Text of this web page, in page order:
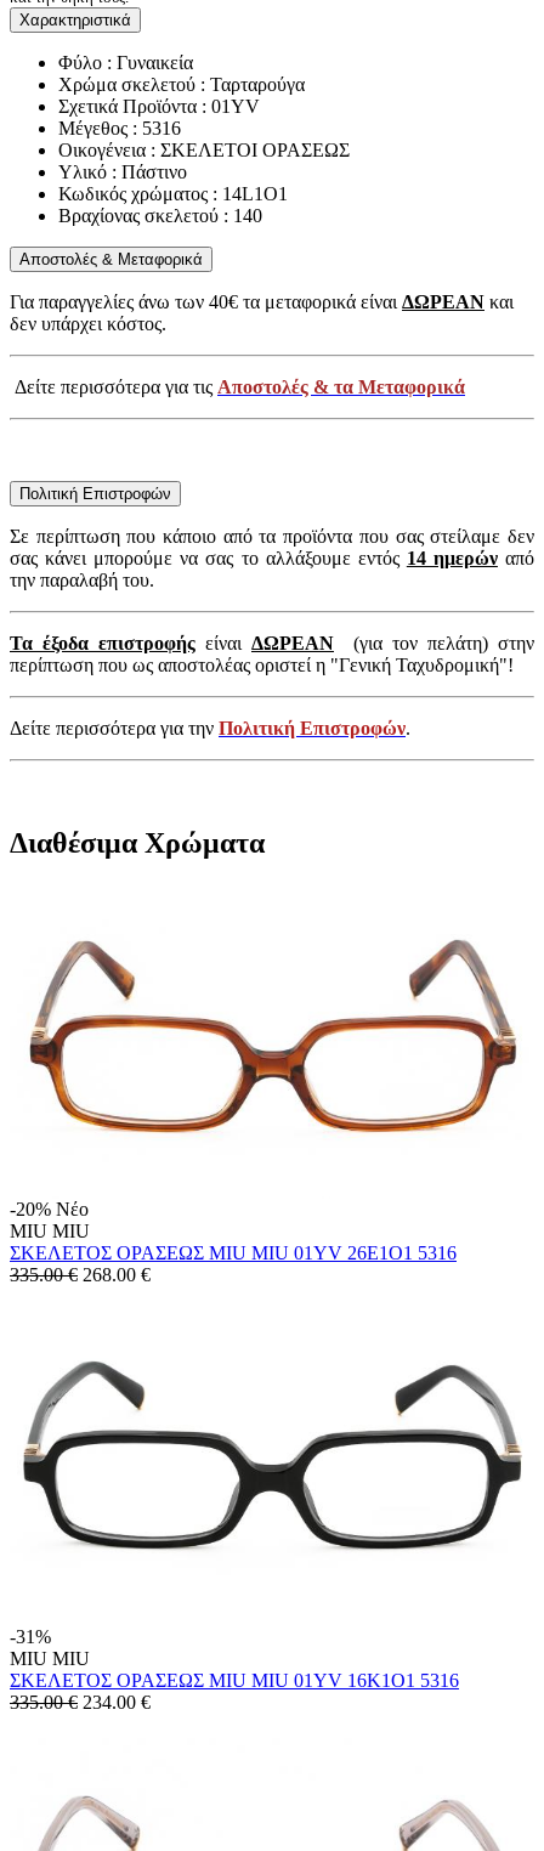
Χαρακτηριστικά
Φύλο : Γυναικεία
Χρώμα σκελετού : Ταρταρούγα
Σχετικά Προϊόντα : 01YV
Μέγεθος : 5316
Οικογένεια : ΣΚΕΛΕΤΟΙ ΟΡΑΣΕΩΣ
Υλικό : Πάστινο
Κωδικός χρώματος : 14L1O1
Βραχίονας σκελετού : 140
Αποστολές & Μεταφορικά
Για παραγγελίες άνω των 40€ τα μεταφορικά είναιΔΩΡΕΑΝ και
δεν υπάρχει κόστος.
Δείτε περισσότερα για τις Αποστολές & τα Μεταφορικά
Πολιτική Επιστροφών
Σε περίπτωση που κάποιο από τα προϊόντα που σας στείλαμε δεν
σας κάνει μπορούμε να σας το αλλάξουμε εντός 14 ημερώναπό
την παραλαβή του.
Τα έξοδα επιστροφής είναι ΔΩΡΕΑΝ (για τον πελάτη) στην
περίπτωση που ως αποστολέας οριστεί η "Γενική Ταχυδρομική"!
Δείτε περισσότερα για την Πολιτική Επιστροφών.
Διαθέσιμα Χρώματα
-20% Νέο
MIU MIU
ΣΚΕΛΕΤΟΣ ΟΡΑΣΕΩΣ MIU MIU 01YV 26E1O1 5316
335.00 € 268.00 €
-31%
MIU MIU
ΣΚΕΛΕΤΟΣ ΟΡΑΣΕΩΣ MIU MIU 01YV 16K1O1 5316
335.00 € 234.00 €